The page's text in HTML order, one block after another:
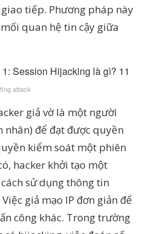
tiếp. Phương pháp này
quan hệ tin cậy giữa
attack
giả vờ là một người
nhân) để đạt được quyền
kiểm soát một phiên
hacker khởi tạo một
sử dụng thông tin
giả mạo IP đơn giản để
công khác. Trong trường